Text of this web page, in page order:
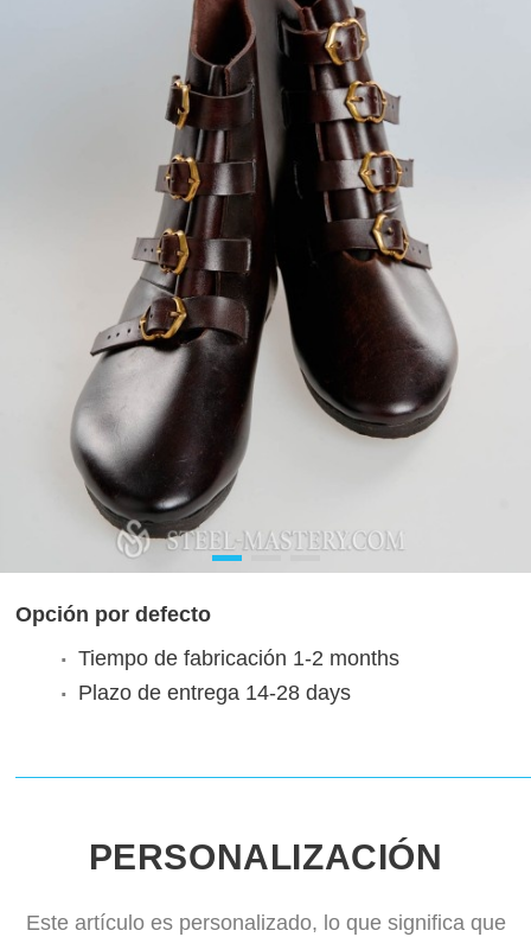
Opción por defecto
Tiempo de fabricación 1-2 months
Plazo de entrega 14-28 days
PERSONALIZACIÓN
Este artículo es personalizado, lo que significa que